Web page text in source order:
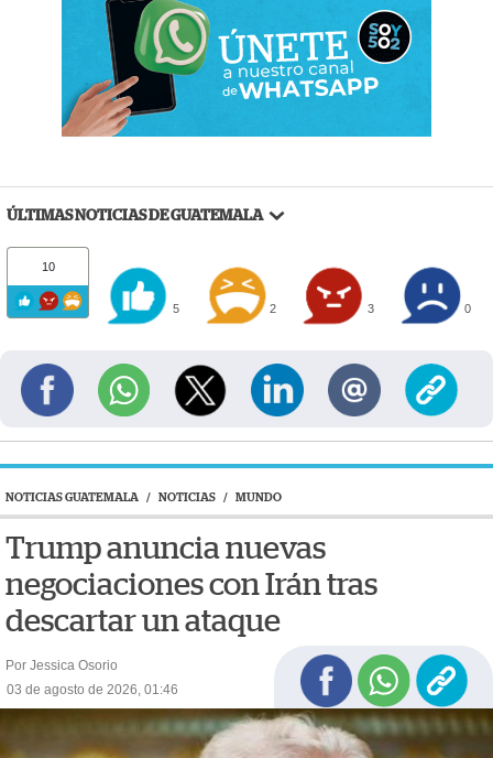
ÚLTIMAS NOTICIAS DE GUATEMALA
10
5 2 3 0
NOTICIAS GUATEMALA / NOTICIAS / MUNDO
Trump anuncia nuevas
negociaciones con Irán tras
descartar un ataque
Por Jessica Osorio
03 de agosto de 2026, 01:46